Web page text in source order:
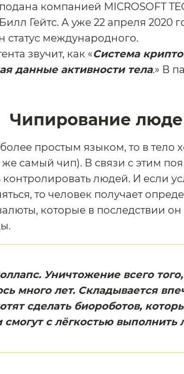
компанией MICROSOFT
Гейтс. А уже 22 апреля 2020
статус международного.
звучит, как «Система
данные активности тела.» В
Чипирование
простым языком, то в тело
же самый чип). В связи с этим
людей. И если
то человек получает
которые в последствии
Уничтожение всего
много лет. Складывается
сделать биороботов,
смогут с лёгкостью выполнить